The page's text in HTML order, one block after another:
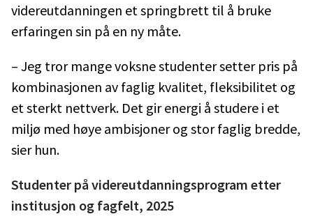
videreutdanningen et springbrett til å bruke
erfaringen sin på en ny måte.
– Jeg tror mange voksne studenter setter pris på
kombinasjonen av faglig kvalitet, fleksibilitet og
et sterkt nettverk. Det gir energi å studere i et
miljø med høye ambisjoner og stor faglig bredde,
sier hun.
Studenter på videreutdanningsprogram etter
institusjon og fagfelt, 2025